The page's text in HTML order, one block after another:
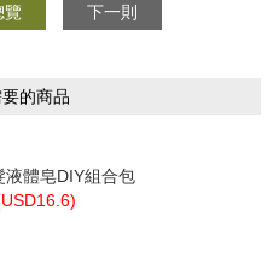
覽 下一則
的商品
體皂DIY組合包
USD16.6)